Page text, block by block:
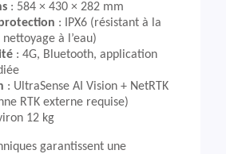
: 584 × 430 × 282 mm
: IPX6 (résistant à la
à l’eau)
: 4G, Bluetooth, application
: UltraSense AI Vision + NetRTK
RTK externe requise)
12 kg
garantissent une